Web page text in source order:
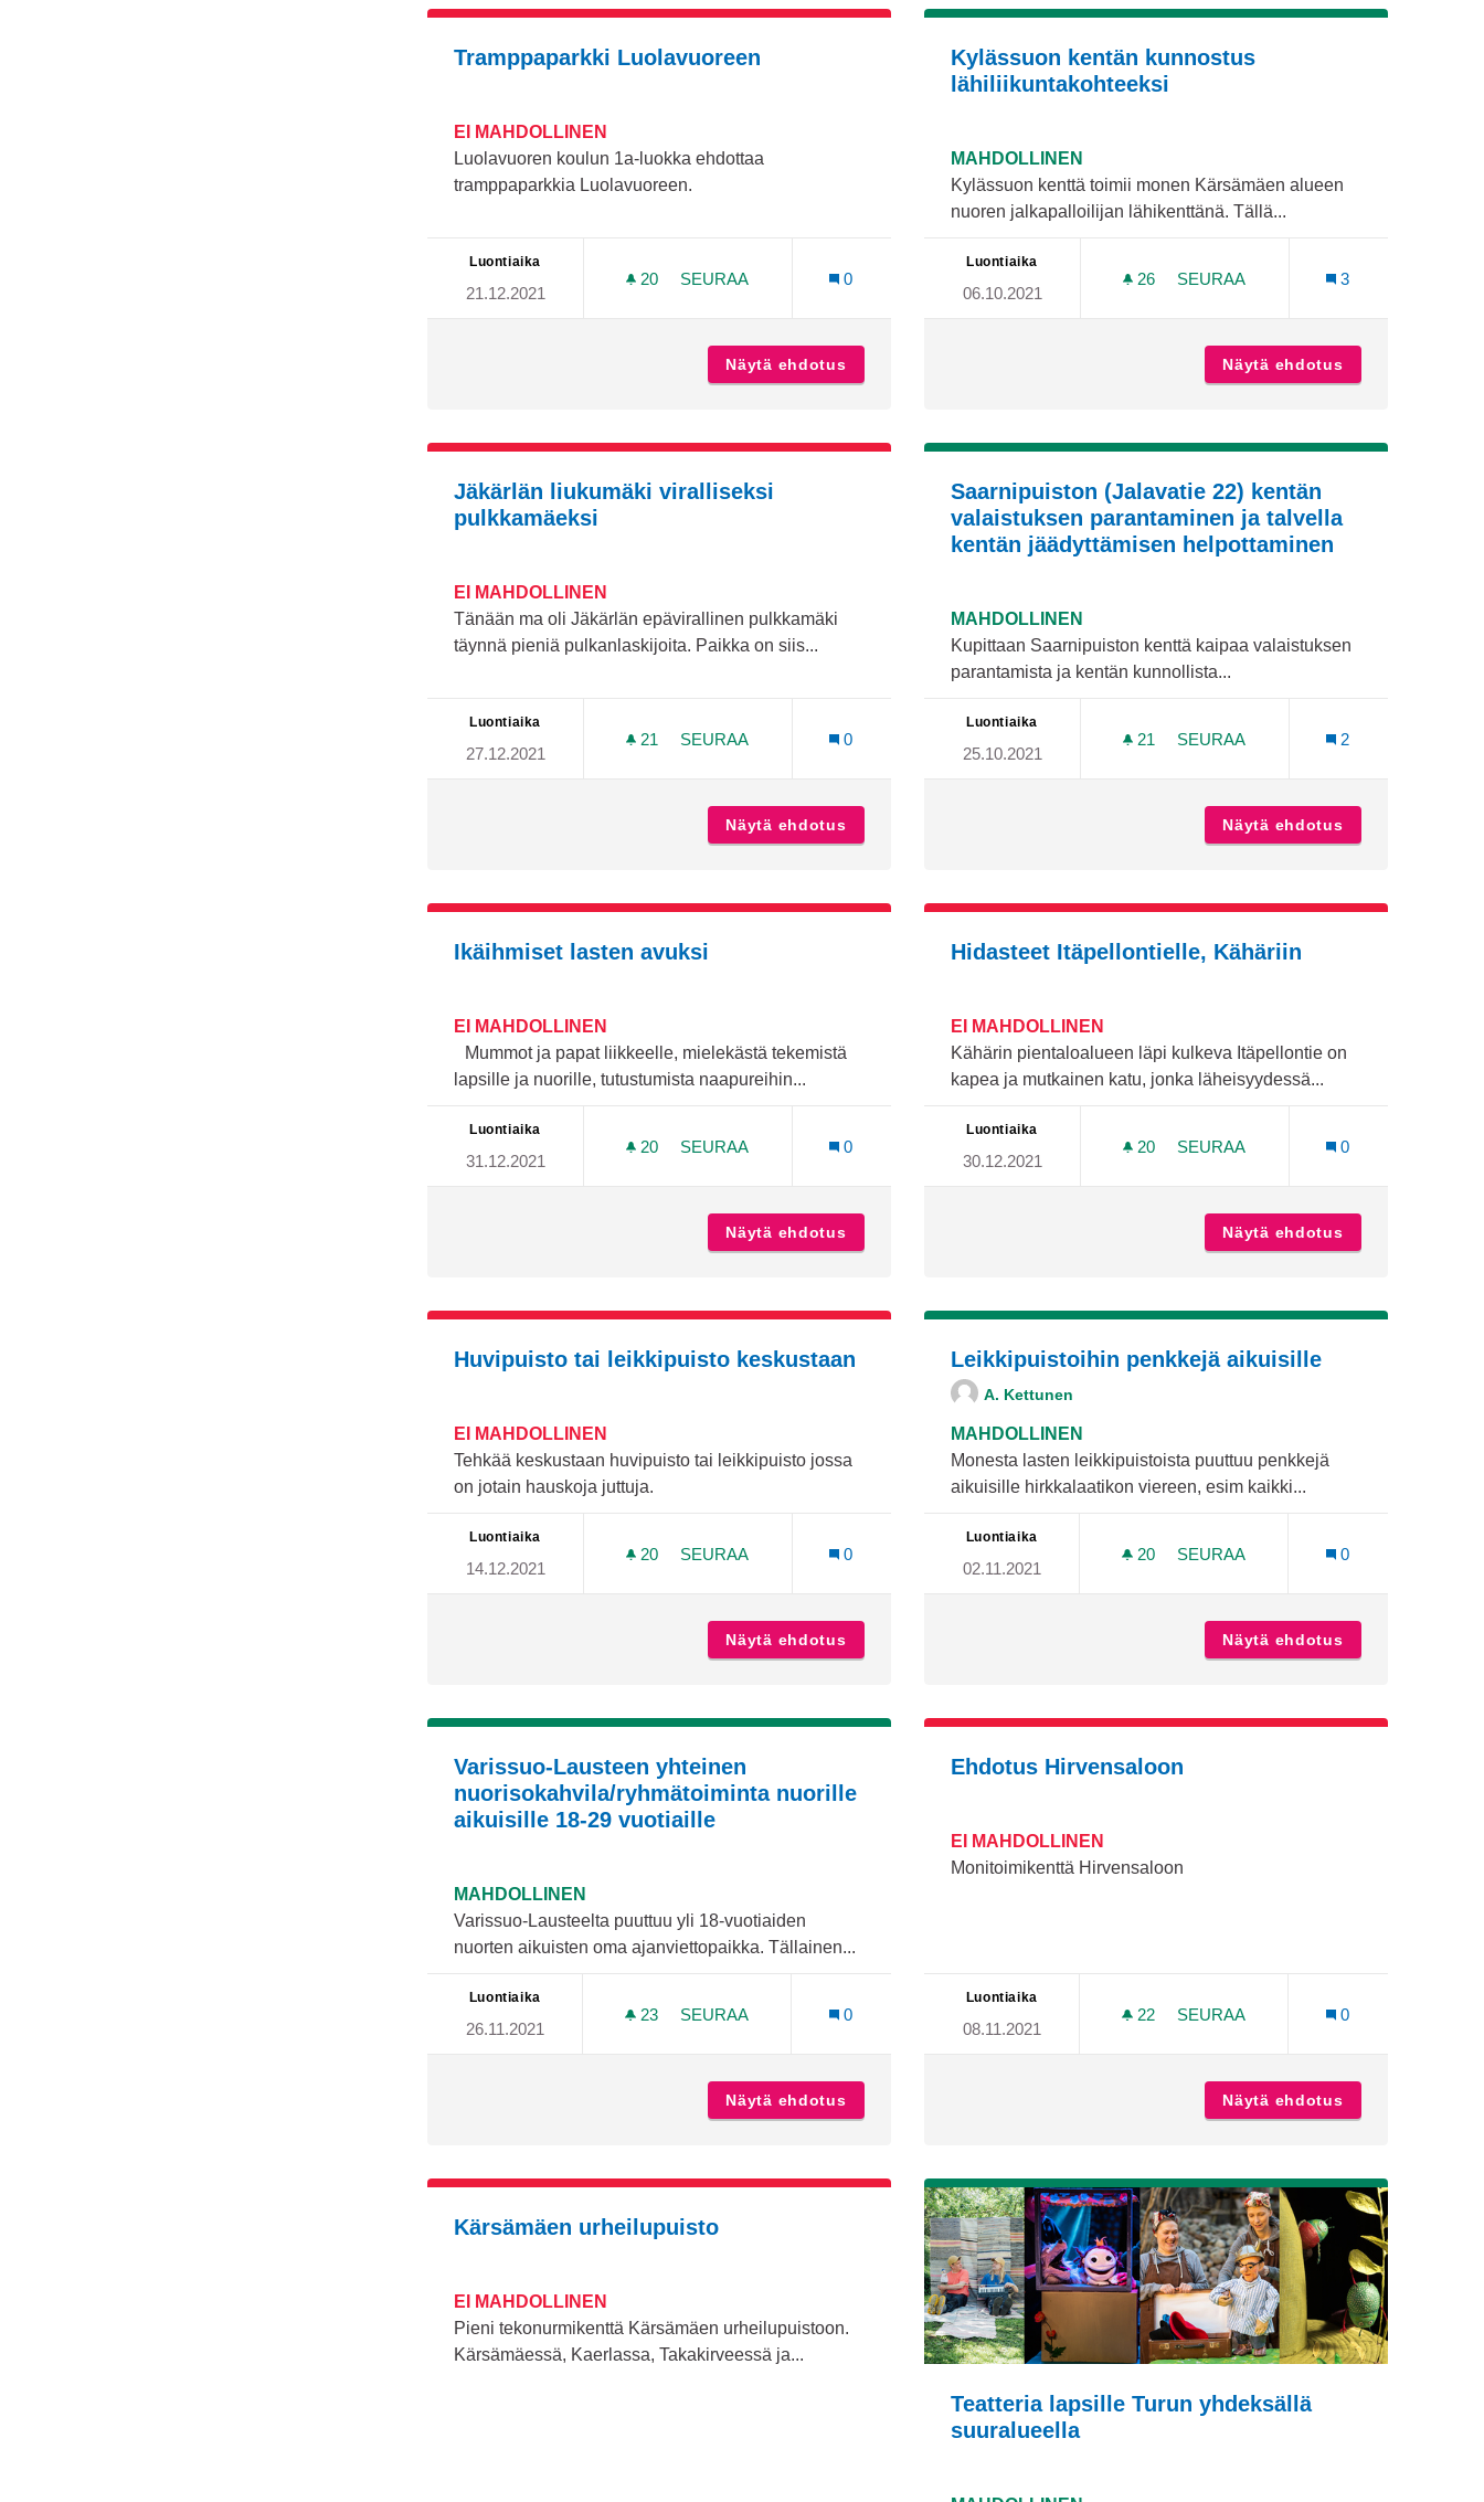
Tramppaparkki Luolavuoreen
EI MAHDOLLINEN
Luolavuoren koulun 1a-luokka ehdottaa
tramppaparkkia Luolavuoreen.
Luontiaika
21.12.2021
20 20 SEURAAJAA
SEURAA
TRAMPPAPARKKI LUOLAVUOREEN
0
Näytä ehdotus
Kylässuon kentän kunnostus
lähiliikuntakohteeksi
MAHDOLLINEN
Kylässuon kenttä toimii monen Kärsämäen alueen
nuoren jalkapalloilijan lähikenttänä. Tällä...
Luontiaika
06.10.2021
26 26 SEURAAJAA
SEURAA
3
Näytä ehdotus
Jäkärlän liukumäki viralliseksi
pulkkamäeksi
EI MAHDOLLINEN
Tänään ma oli Jäkärlän epävirallinen pulkkamäki
täynnä pieniä pulkanlaskijoita. Paikka on siis...
Luontiaika
27.12.2021
21 21 SEURAAJAA
SEURAA
JÄKÄRLÄN LIUKUMÄKI VIRALLISEKSI PULKKAMÄEKSI
0
Näytä ehdotus
Saarnipuiston (Jalavatie 22) kentän
valaistuksen parantaminen ja talvella
kentän jäädyttämisen helpottaminen
MAHDOLLINEN
Kupittaan Saarnipuiston kenttä kaipaa valaistuksen
parantamista ja kentän kunnollista...
Luontiaika
25.10.2021
21 21 SEURAAJAA
SEURAA
2
Näytä ehdotus
Ikäihmiset lasten avuksi
EI MAHDOLLINEN
Mummot ja papat liikkeelle, mielekästä tekemistä
lapsille ja nuorille, tutustumista naapureihin...
Luontiaika
31.12.2021
20 20 SEURAAJAA
SEURAA
0
Näytä ehdotus
Hidasteet Itäpellontielle, Kähäriin
EI MAHDOLLINEN
Kähärin pientaloalueen läpi kulkeva Itäpellontie on
kapea ja mutkainen katu, jonka läheisyydessä...
Luontiaika
30.12.2021
20 20 SEURAAJAA
SEURAA
0
Näytä ehdotus
Huvipuisto tai leikkipuisto keskustaan
EI MAHDOLLINEN
Tehkää keskustaan huvipuisto tai leikkipuisto jossa
on jotain hauskoja juttuja.
Luontiaika
14.12.2021
20 20 SEURAAJAA
SEURAA
HUVIPUISTO TAI LEIKKIPUISTO KESKUSTAAN
0
Näytä ehdotus
Leikkipuistoihin penkkejä aikuisille
A. Kettunen
MAHDOLLINEN
Monesta lasten leikkipuistoista puuttuu penkkejä
aikuisille hirkkalaatikon viereen, esim kaikki...
Luontiaika
02.11.2021
20 20 SEURAAJAA
SEURAA
0
Näytä ehdotus
Varissuo-Lausteen yhteinen
nuorisokahvila/ryhmätoiminta nuorille
aikuisille 18-29 vuotiaille
MAHDOLLINEN
Varissuo-Lausteelta puuttuu yli 18-vuotiaiden
nuorten aikuisten oma ajanviettopaikka. Tällainen...
Luontiaika
26.11.2021
23 23 SEURAAJAA
SEURAA
VARISSUO-LAUSTEEN YHTEINEN NUORISOKAHVILA/RYHMÄTOIMINTA NUORILLE AIKUISILLE 18-29
0
Näytä ehdotus Varissuo-Lausteen yhteinen nuorisokahvila/ryhmätoiminta nuorille
Ehdotus Hirvensaloon
EI MAHDOLLINEN
Monitoimikenttä Hirvensaloon
Luontiaika
08.11.2021
22 22 SEURAAJAA
SEURAA
0
Näytä ehdotus
Kärsämäen urheilupuisto
EI MAHDOLLINEN
Pieni tekonurmikenttä Kärsämäen urheilupuistoon.
Kärsämäessä, Kaerlassa, Takakirveessä ja...
Teatteria lapsille Turun yhdeksällä
suuralueella